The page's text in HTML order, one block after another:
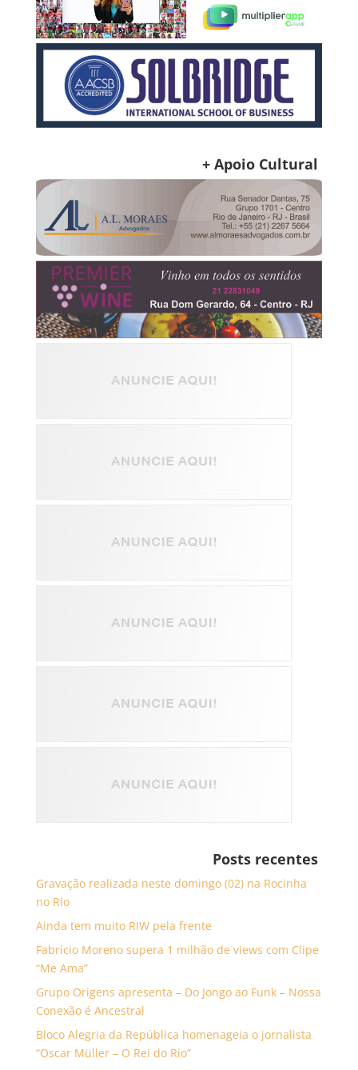
+ Apoio Cultural
Posts recentes
Gravação realizada neste domingo (02) na Rocinha
no Rio
Ainda tem muito RIW pela frente
Fabrício Moreno supera 1 milhão de views com Clipe
“Me Ama”
Grupo Origens apresenta – Do Jongo ao Funk – Nossa
Conexão é Ancestral
Bloco Alegria da República homenageia o jornalista
“Oscar Müller – O Rei do Rio”